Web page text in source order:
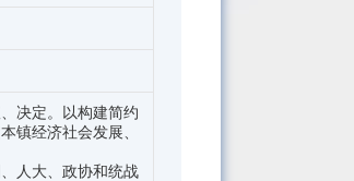
决定。以构建简约
镇经济社会发展、
人大、政协和统战